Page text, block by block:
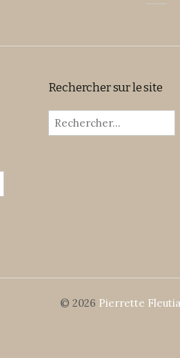
Rechercher sur le site
Rechercher :
© 2026 Pierrette